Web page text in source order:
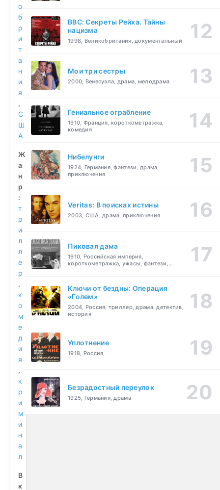
о
б
р
и
т
а
н
и
я
,
С
Ш
А
Ж
а
н
р
:
т
р
и
л
л
е
р
,
к
о
м
е
д
и
я
,
к
р
и
м
и
н
а
л
В
к
BBC: Секреты Рейха. Тайны
нацизма
1998, Великобритания, документальный
Мои три сестры
2000, Венесуэла, драма, мелодрама
Гениальное ограбление
1910, Франция, короткометражка,
комедия
Нибелунги
1924, Германия, фэнтези, драма,
приключения
Veritas: В поисках истины
2003, США, драма, приключения
Пиковая дама
1910, Российская империя,
короткометражка, ужасы, фэнтези,
Ключи от бездны: Операция
«Голем»
2004, Россия, триллер, драма, детектив,
история
Уплотнение
1918, Россия,
Безрадостный переулок
1925, Германия, драма